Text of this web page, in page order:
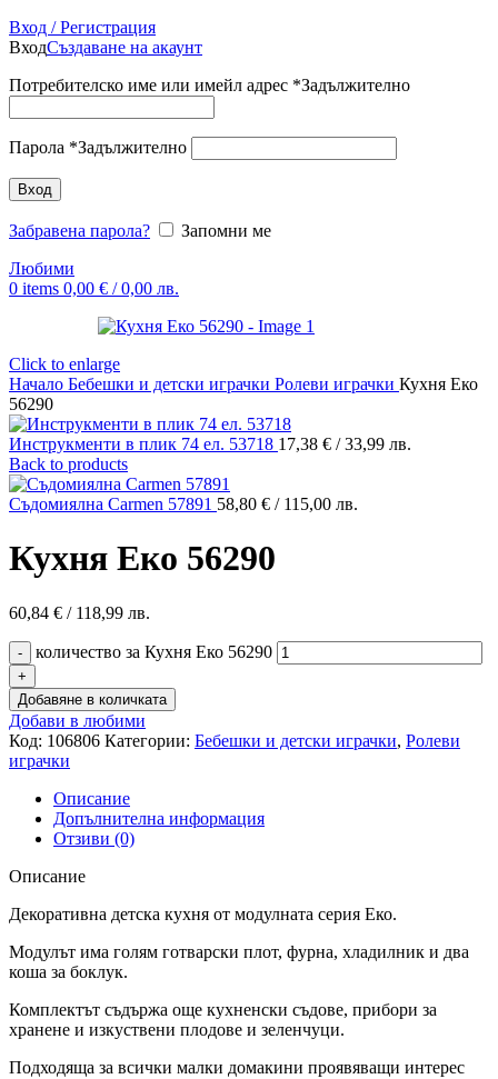
Вход / Регистрация
ВходСъздаване на акаунт
Потребителско име или имейл адрес *Задължително
Парола *Задължително
Вход
Забравена парола?
Запомни ме
Любими
0 items 0,00 € / 0,00 лв.
Click to enlarge
Начало Бебешки и детски играчки Ролеви играчки Кухня Еко
56290
Инструкменти в плик 74 ел. 53718 17,38 € / 33,99 лв.
Back to products
Съдомиялна Carmen 57891 58,80 € / 115,00 лв.
Кухня Еко 56290
60,84 € / 118,99 лв.
количество за Кухня Еко 56290
Добавяне в количката
Добави в любими
Код: 106806 Категории: Бебешки и детски играчки, Ролеви
играчки
Описание
Допълнителна информация
Отзиви (0)
Описание
Декоративна детска кухня от модулната серия Еко.
Модулът има голям готварски плот, фурна, хладилник и два
коша за боклук.
Комплектът съдържа още кухненски съдове, прибори за
хранене и изкуствени плодове и зеленчуци.
Подходяща за всички малки домакини проявяващи интерес